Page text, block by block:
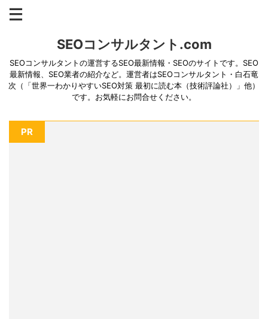
SEOコンサルタント.com
SEOコンサルタントの運営するSEO最新情報・SEOのサイトです。SEO
最新情報、SEO業者の紹介など。運営者はSEOコンサルタント・白石竜
次（「世界一わかりやすいSEO対策 最初に読む本（技術評論社）」他）
です。お気軽にお問合せください。
PR